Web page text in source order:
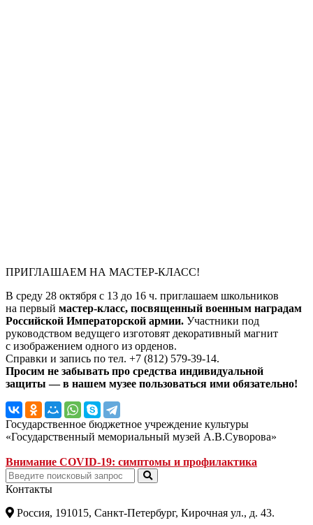
ПРИГЛАШАЕМ НА МАСТЕР-КЛАСС!
В среду 28 октября с 13 до 16 ч. приглашаем школьников
на первый мастер-класс, посвященный военным наградам
Российской Императорской армии. Участники под
руководством ведущего изготовят декоративный магнит
с изображением одного из орденов.
Справки и запись по тел. +7 (812) 579-39-14.
Просим не забывать про средства индивидуальной
защиты — в нашем музее пользоваться ими обязательно!
Государственное бюджетное учреждение культуры
«Государственный мемориальный музей А.В.Суворова»
Внимание COVID-19: симптомы и профилактика
Контакты
Россия, 191015, Санкт-Петербург, Кирочная ул., д. 43.